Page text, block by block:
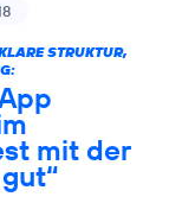
STRUKTUR,
mit der